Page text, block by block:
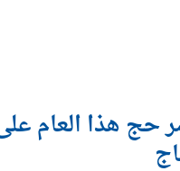
هذا العام